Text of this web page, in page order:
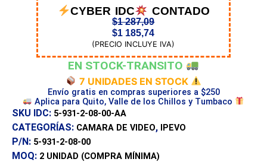
CYBER IDC CONTADO
$1 287,09
$1 185,74
(PRECIO INCLUYE IVA)
EN STOCK-TRANSITO
7 UNIDADES EN STOCK
Envío gratis en compras superiores a $250
Aplica para Quito, Valle de los Chillos y Tumbaco
SKU IDC: 5-931-2-08-00-AA
CATEGORÍAS: CAMARA DE VIDEO, IPEVO
P/N: 5-931-2-08-00
MOQ: 2 UNIDAD (COMPRA MÍNIMA)